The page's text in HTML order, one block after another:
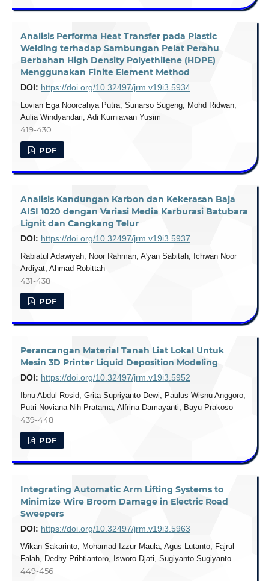
Analisis Performa Heat Transfer pada Plastic
Welding terhadap Sambungan Pelat Perahu
Berbahan High Density Polyethilene (HDPE)
Menggunakan Finite Element Method
DOI: https://doi.org/10.32497/jrm.v19i3.5934
Lovian Ega Noorcahya Putra, Sunarso Sugeng, Mohd Ridwan,
Aulia Windyandari, Adi Kurniawan Yusim
419-430
PDF
Analisis Kandungan Karbon dan Kekerasan Baja
AISI 1020 dengan Variasi Media Karburasi Batubara
Lignit dan Cangkang Telur
DOI: https://doi.org/10.32497/jrm.v19i3.5937
Rabiatul Adawiyah, Noor Rahman, A'yan Sabitah, Ichwan Noor
Ardiyat, Ahmad Robittah
431-438
PDF
Perancangan Material Tanah Liat Lokal Untuk
Mesin 3D Printer Liquid Deposition Modeling
DOI: https://doi.org/10.32497/jrm.v19i3.5952
Ibnu Abdul Rosid, Grita Supriyanto Dewi, Paulus Wisnu Anggoro,
Putri Noviana Nih Pratama, Alfrina Damayanti, Bayu Prakoso
439-448
PDF
Integrating Automatic Arm Lifting Systems to
Minimize Wire Broom Damage in Electric Road
Sweepers
DOI: https://doi.org/10.32497/jrm.v19i3.5963
Wikan Sakarinto, Mohamad Izzur Maula, Agus Lutanto, Fajrul
Falah, Dedhy Prihtiantoro, Isworo Djati, Sugiyanto Sugiyanto
449-456